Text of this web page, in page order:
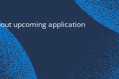
upcoming application